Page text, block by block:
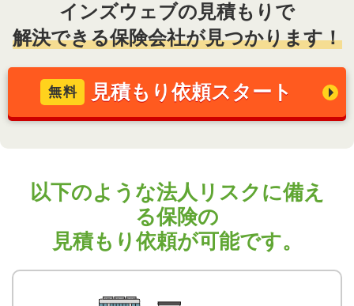
インズウェブの見積もりで
解決できる保険会社が見つかります！
無料 見積もり依頼スタート
以下のような法人リスクに備え
る保険の
見積もり依頼が可能です。